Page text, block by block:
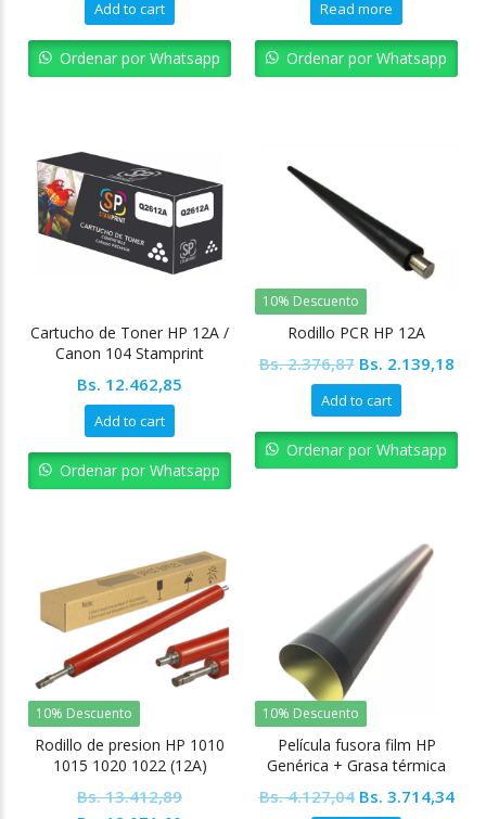
Add to cart
Ordenar por Whatsapp
Read more
Ordenar por Whatsapp
Cartucho de Toner HP 12A /
Canon 104 Stamprint
Bs. 12.462,85
Add to cart
Ordenar por Whatsapp
10% Descuento
Rodillo PCR HP 12A
Bs.2.376,87 Original
price
was:
Bs. 2.376,87.
Bs. 2.139,18
Bs.
Add to cart
Ordenar por Whatsapp
10% Descuento
Rodillo de presion HP 1010
1015 1020 1022 (12A)
Bs.13.412,89
10% Descuento
Película fusora film HP
Genérica + Grasa térmica
Bs.4.127,04 Original
Bs. 3.714,34